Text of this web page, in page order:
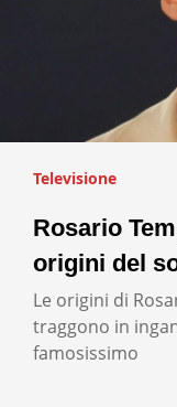
Televisione
Rosario
origini del
Le origini di
traggono in
famosissimo